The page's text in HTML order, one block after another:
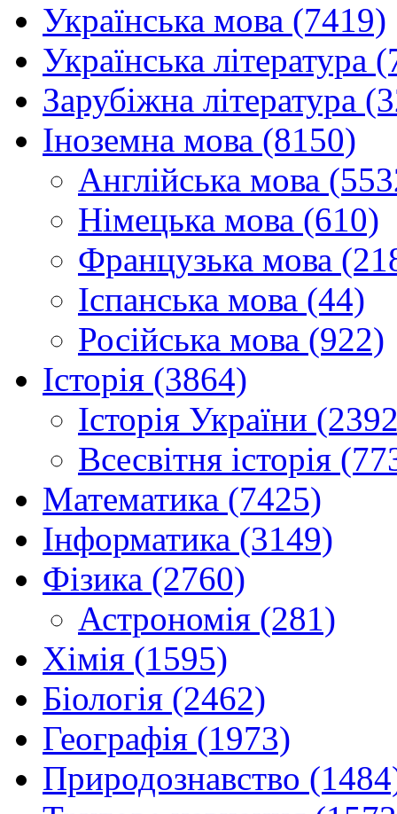
Українська мова (7419)
Українська література
Зарубіжна література
Іноземна мова (8150)
Англійська мова
Німецька мова (610)
Французька мова
Іспанська мова (44)
Російська мова (922)
Історія (3864)
Історія України
Всесвітня історія
Математика (7425)
Інформатика (3149)
Фізика (2760)
Астрономія (281)
Хімія (1595)
Біологія (2462)
Географія (1973)
Природознавство